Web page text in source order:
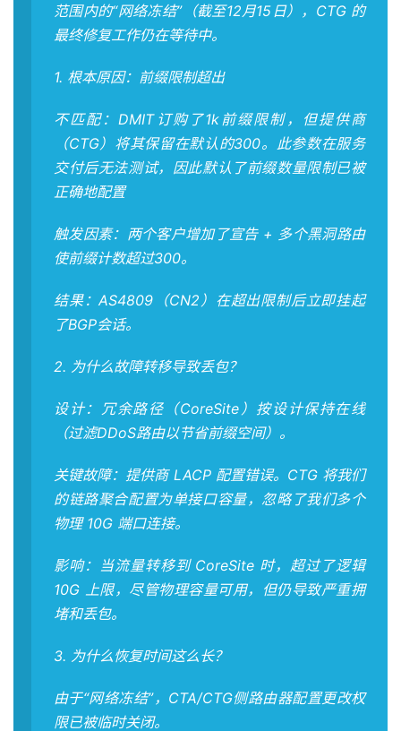
范围内的“网络冻结”（截至12月15日），CTG 的
最终修复工作仍在等待中。
1. 根本原因：前缀限制超出
不匹配：DMIT订购了1k前缀限制，但提供商
（CTG）将其保留在默认的300。此参数在服务
交付后无法测试，因此默认了前缀数量限制已被
正确地配置
触发因素：两个客户增加了宣告 + 多个黑洞路由
使前缀计数超过300。
结果：AS4809（CN2）在超出限制后立即挂起
了BGP会话。
2. 为什么故障转移导致丢包？
设计：冗余路径（CoreSite）按设计保持在线
（过滤DDoS路由以节省前缀空间）。
关键故障：提供商 LACP 配置错误。CTG 将我们
的链路聚合配置为单接口容量，忽略了我们多个
物理 10G 端口连接。
影响：当流量转移到 CoreSite 时，超过了逻辑
10G 上限，尽管物理容量可用，但仍导致严重拥
堵和丢包。
3. 为什么恢复时间这么长？
由于“网络冻结”，CTA/CTG侧路由器配置更改权
限已被临时关闭。